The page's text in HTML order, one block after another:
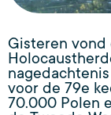
Gisteren vond
voor de 79e
70.000 Polen